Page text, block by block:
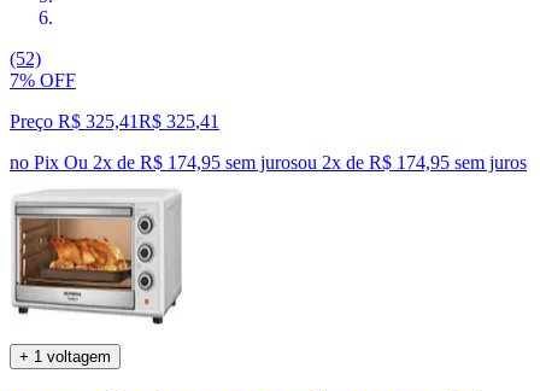
(52)
7% OFF
Preço R$ 325,41R$ 325,41
no Pix Ou 2x de R$ 174,95 sem jurosou 2x de R$ 174,95 sem juros
+ 1 voltagem